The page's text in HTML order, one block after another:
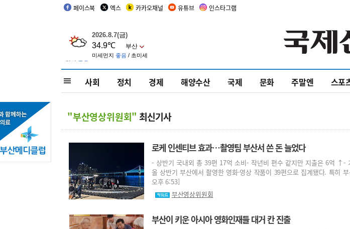
페이스북 엑스 카카오채널 유튜브 인스타그램
사회 정치 경제 해양수산 국제 문화 주말엔 스포
"부산영상위원회" 최신기사
로케 인센티브 효과…촬영팀 부산서 쓴 돈 늘었다
- 상반기 국내외 총 39편 17억 소비- 작년비 편수 같지만 지출은 6억 ↑-
올 상반기 부산에서 촬영한 영화·영상 작품이 39편으로 집계됐다. 특
오후 6:53]
부산영상위원회
부산이 키운 아시아 영화인재들 대거 칸 진출